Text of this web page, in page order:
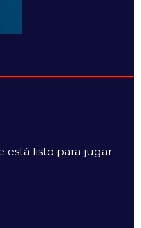
está listo para jugar